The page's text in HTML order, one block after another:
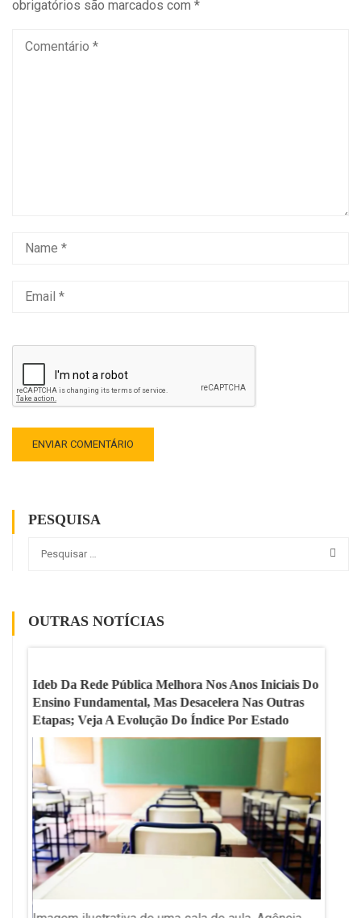
obrigatórios são marcados com *
PESQUISA
OUTRAS NOTÍCIAS
Ideb Da Rede Pública Melhora Nos Anos Iniciais Do
Ensino Fundamental, Mas Desacelera Nas Outras
Etapas; Veja A Evolução Do Índice Por Estado